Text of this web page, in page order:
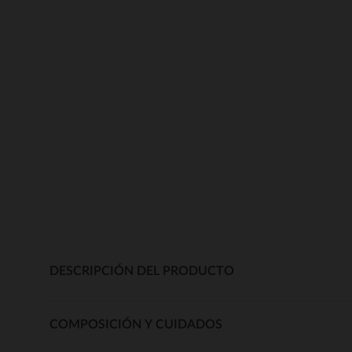
DESCRIPCIÓN DEL PRODUCTO
COMPOSICIÓN Y CUIDADOS